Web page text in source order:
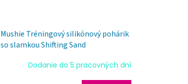
Mushie Tréningový silikónový pohárik
so slamkou Shifting Sand
Dodanie do 5 pracovných dní